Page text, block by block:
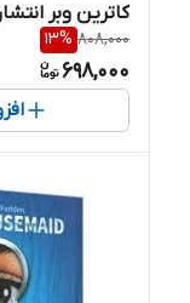
کاترین وبر
808,000
13%
698,000